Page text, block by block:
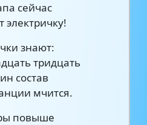
сейчас
электричку!
знают:
тридцать
состав
мчится.
повыше